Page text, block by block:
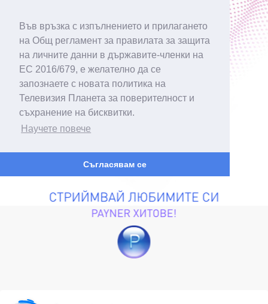
Във връзка с изпълнението и прилагането
на Общ регламент за правилата за защита
на личните данни в държавите-членки на
ЕС 2016/679, е желателно да се
запознаете с новата политика на
Телевизия Планета за поверителност и
съхранение на бисквитки.
Научете повече
Съгласявам се